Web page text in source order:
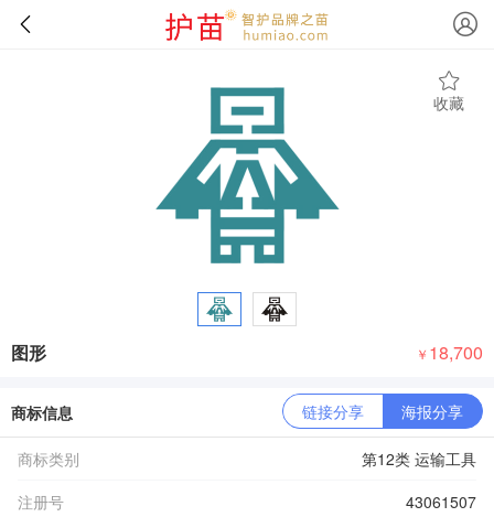
收藏
图形 ￥ 18,700
商标信息 链接分享 海报分享
商标类别
第12类 运输工具
注册号
43061507